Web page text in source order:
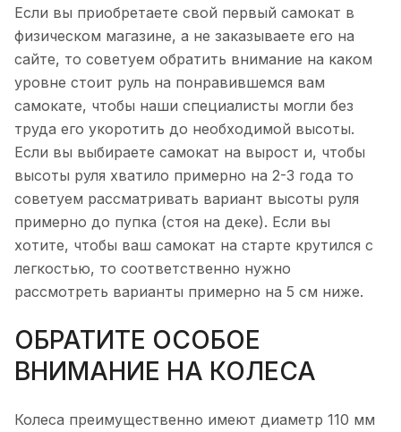
Если вы приобретаете свой первый самокат в
физическом магазине, а не заказываете его на
сайте, то советуем обратить внимание на каком
уровне стоит руль на понравившемся вам
самокате, чтобы наши специалисты могли без
труда его укоротить до необходимой высоты.
Если вы выбираете самокат на вырост и, чтобы
высоты руля хватило примерно на 2-3 года то
советуем рассматривать вариант высоты руля
примерно до пупка (стоя на деке). Если вы
хотите, чтобы ваш самокат на старте крутился с
легкостью, то соответственно нужно
рассмотреть варианты примерно на 5 см ниже.
ОБРАТИТЕ ОСОБОЕ
ВНИМАНИЕ НА КОЛЕСА
Колеса преимущественно имеют диаметр 110 мм